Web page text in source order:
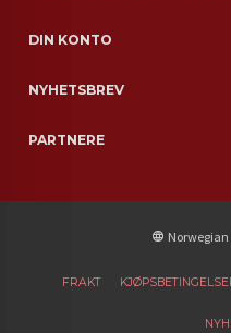
DIN KONTO
NYHETSBREV
PARTNERE
Norwegian
FRAKT